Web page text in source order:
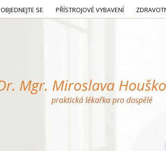
OBJEDNEJTE SE PŘÍSTROJOVÉ VYBAVENÍ